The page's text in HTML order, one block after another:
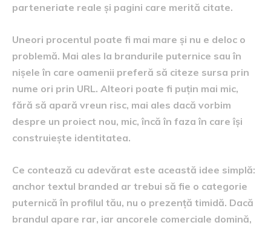
parteneriate reale și pagini care merită citate.
Uneori procentul poate fi mai mare și nu e deloc o
problemă. Mai ales la brandurile puternice sau în
nișele în care oamenii preferă să citeze sursa prin
nume ori prin URL. Alteori poate fi puțin mai mic,
fără să apară vreun risc, mai ales dacă vorbim
despre un proiect nou, mic, încă în faza în care își
construiește identitatea.
Ce contează cu adevărat este această idee simplă:
anchor textul branded ar trebui să fie o categorie
puternică în profilul tău, nu o prezență timidă. Dacă
brandul apare rar, iar ancorele comerciale domină,